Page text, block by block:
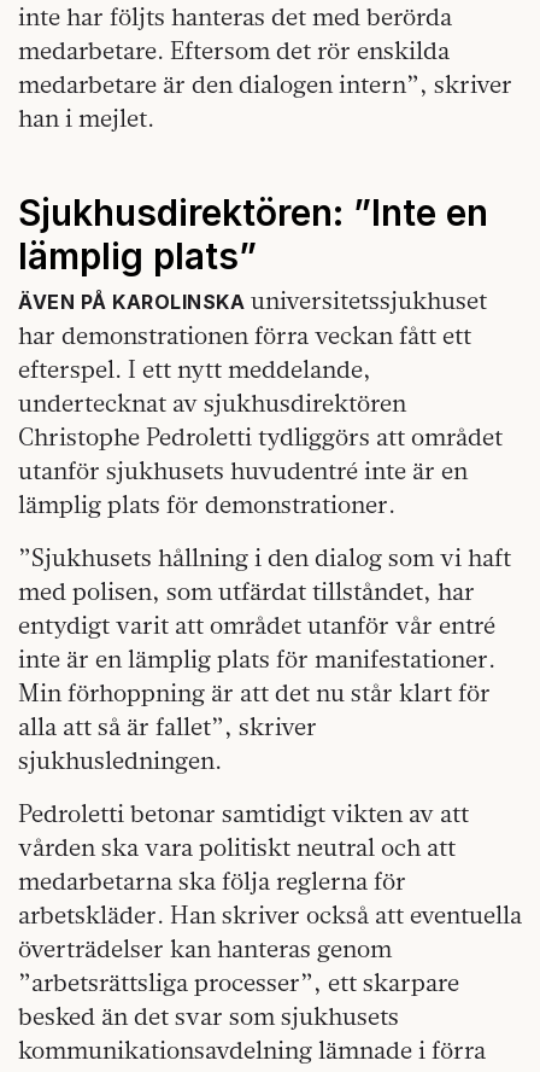
inte har följts hanteras det med berörda
medarbetare. Eftersom det rör enskilda
medarbetare är den dialogen intern”, skriver
han i mejlet.
Sjukhusdirektören: ”Inte en
lämplig plats”
ÄVEN PÅ KAROLINSKA universitetssjukhuset
har demonstrationen förra veckan fått ett
efterspel. I ett nytt meddelande,
undertecknat av sjukhusdirektören
Christophe Pedroletti tydliggörs att området
utanför sjukhusets huvudentré inte är en
lämplig plats för demonstrationer.
”Sjukhusets hållning i den dialog som vi haft
med polisen, som utfärdat tillståndet, har
entydigt varit att området utanför vår entré
inte är en lämplig plats för manifestationer.
Min förhoppning är att det nu står klart för
alla att så är fallet”, skriver
sjukhusledningen.
Pedroletti betonar samtidigt vikten av att
vården ska vara politiskt neutral och att
medarbetarna ska följa reglerna för
arbetskläder. Han skriver också att eventuella
överträdelser kan hanteras genom
”arbetsrättsliga processer”, ett skarpare
besked än det svar som sjukhusets
kommunikationsavdelning lämnade i förra